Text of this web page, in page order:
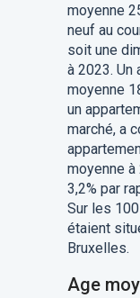
moyenne
neuf au
soit une
à 2023. Un
moyenne
un
marché, a
moyenne
3,2% par
Sur les
étaient
Bruxelles.
Age